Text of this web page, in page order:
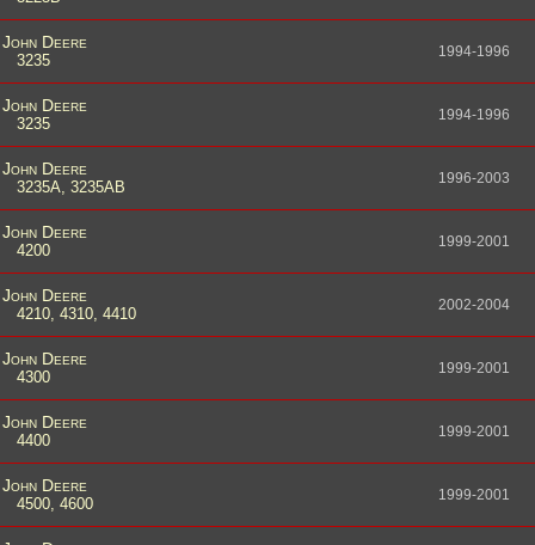
John Deere
3235 1994-1996
John Deere
3235 1994-1996
John Deere
3235A, 3235AB 1996-2003
John Deere
4200 1999-2001
John Deere
4210, 4310, 4410 2002-2004
John Deere
4300 1999-2001
John Deere
4400 1999-2001
John Deere
4500, 4600 1999-2001